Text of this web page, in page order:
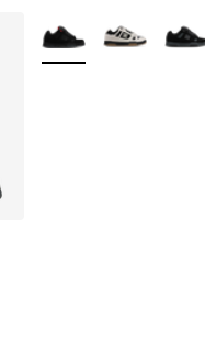
Weitere Farben